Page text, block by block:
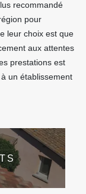
recommandé
pour
leur choix est que
aux attentes
prestations est
un établissement